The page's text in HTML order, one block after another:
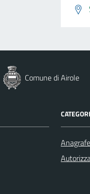
Comune di Airole